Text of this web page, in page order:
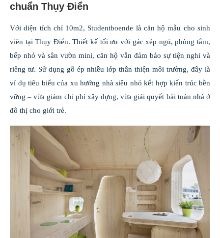
chuẩn Thụy Điển
Với diện tích chỉ 10m2, Studentboende là căn hộ mẫu cho sinh
viên tại Thụy Điển. Thiết kế tối ưu với gác xép ngủ, phòng tắm,
bếp nhỏ và sân vườn mini, căn hộ vẫn đảm bảo sự tiện nghi và
riêng tư. Sử dụng gỗ ép nhiều lớp thân thiện môi trường, đây là
ví dụ tiêu biểu của xu hướng nhà siêu nhỏ kết hợp kiến trúc bền
vững – vừa giảm chi phí xây dựng, vừa giải quyết bài toán nhà ở
đô thị cho giới trẻ.